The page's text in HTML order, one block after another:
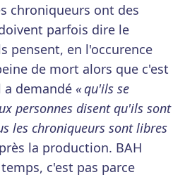
chroniqueurs ont des
parfois dire le
pensent, en l'occurence
de mort alors que c'est
a demandé « qu'ils se
personnes disent qu'ils sont
les chroniqueurs sont libres
la production. BAH
c'est pas parce